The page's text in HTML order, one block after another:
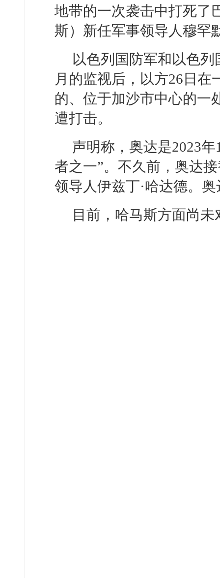
地带的一次袭击中打死了
斯）新任军事领导人穆罕
以色列国防军和以色
月的监视后，以方26日
的、位于加沙市中心的一
遭打击。
声明称，奥达是2023
者之一”。不久前，奥达
领导人伊兹丁·哈达德。
目前，哈马斯方面尚